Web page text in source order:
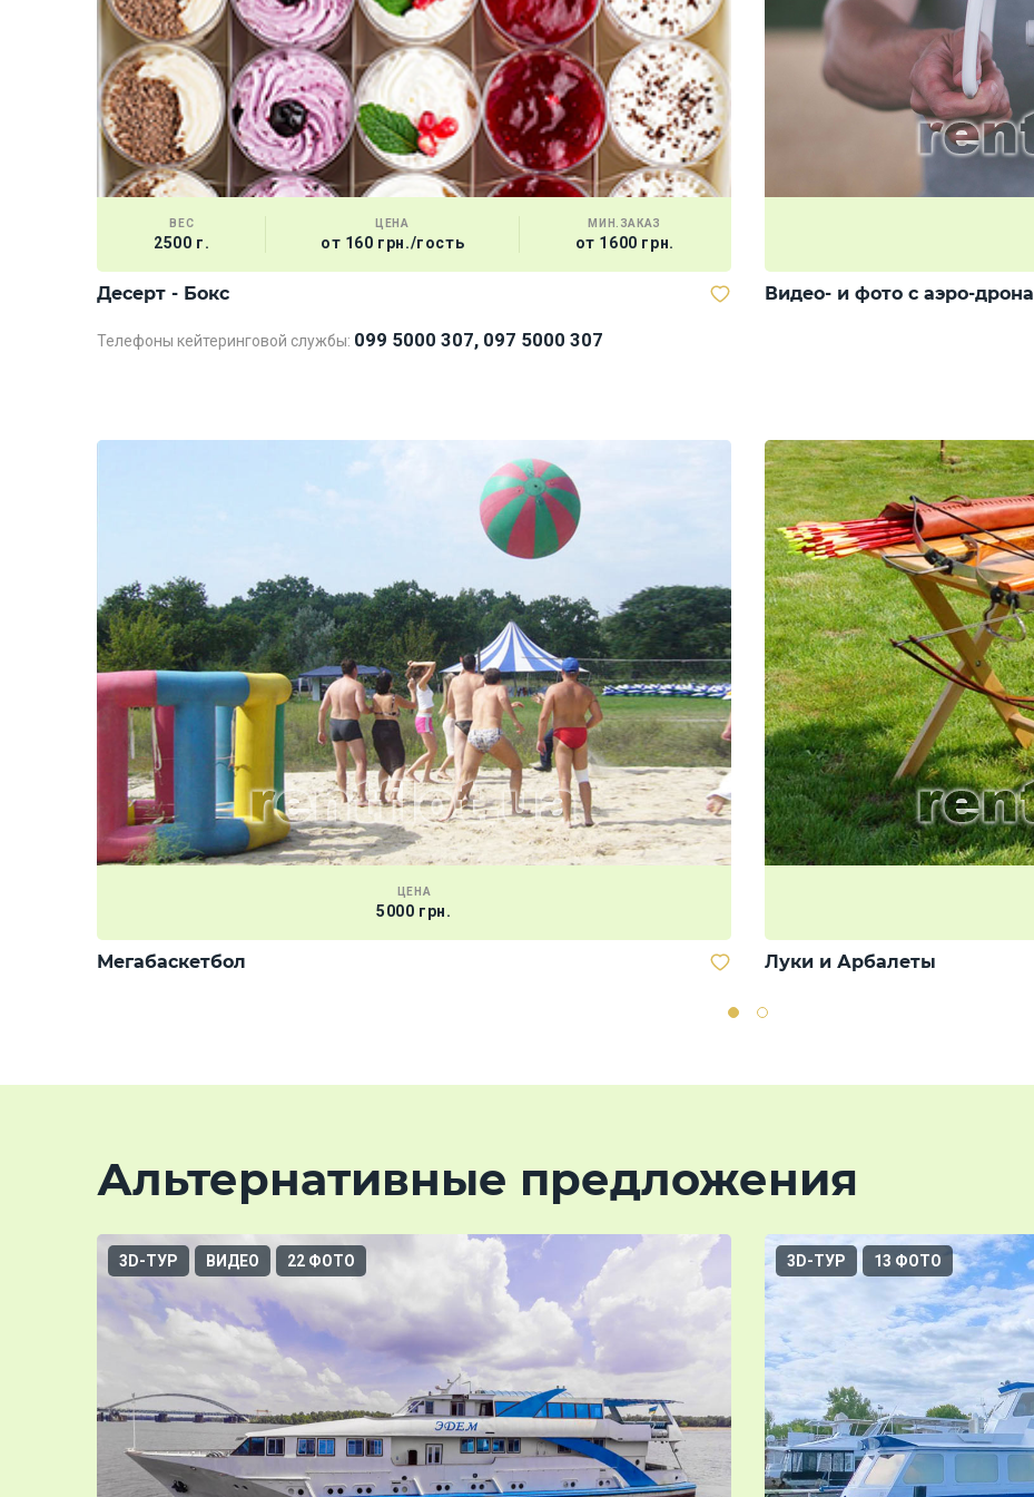
ВЕС
2500 г.
ЦЕНА
от 160 грн./гость
МИН.ЗАКАЗ
от 1600 грн.
Десерт - Бокс
Телефоны кейтеринговой службы: 099 5000 307, 097 5000 307
Видео- и фото с аэро-дрона
ЦЕНА
5000 грн.
Мегабаскетбол Луки и Арбалеты
Альтернативные предложения
3D-ТУР ВИДЕО 22 ФОТО 3D-ТУР 13 ФОТО